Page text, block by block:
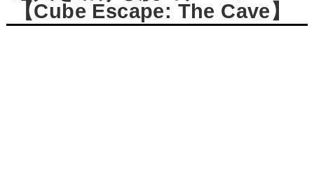
【Cube Escape: The Cave】